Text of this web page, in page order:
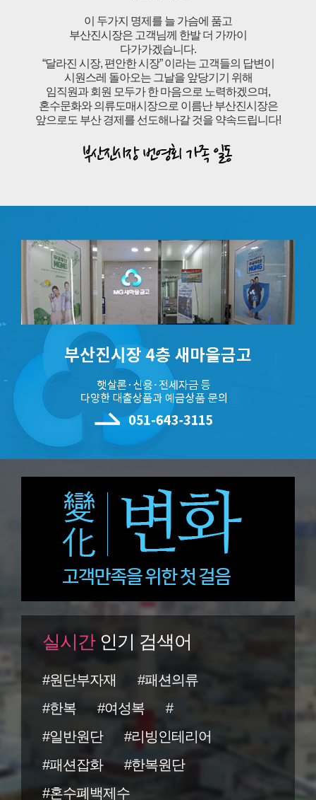
이 두가지 명제를 늘 가슴에 품고
부산진시장은 고객님께 한발 더 가까이
다가가겠습니다.
“달라진 시장, 편안한 시장” 이라는 고객들의 답변이
시원스레 돌아오는 그날을 앞당기기 위해
임직원과 회원 모두가 한 마음으로 노력하겠으며,
혼수문화와 의류도매시장으로 이름난 부산진시장은
앞으로도 부산 경제를 선도해나갈 것을 약속드립니다!
실시간인기 검색어
#원단부자재
#패션의류
#한복
#여성복
#
#일반원단
#리빙인테리어
#패션잡화
#한복원단
#혼수폐백제수